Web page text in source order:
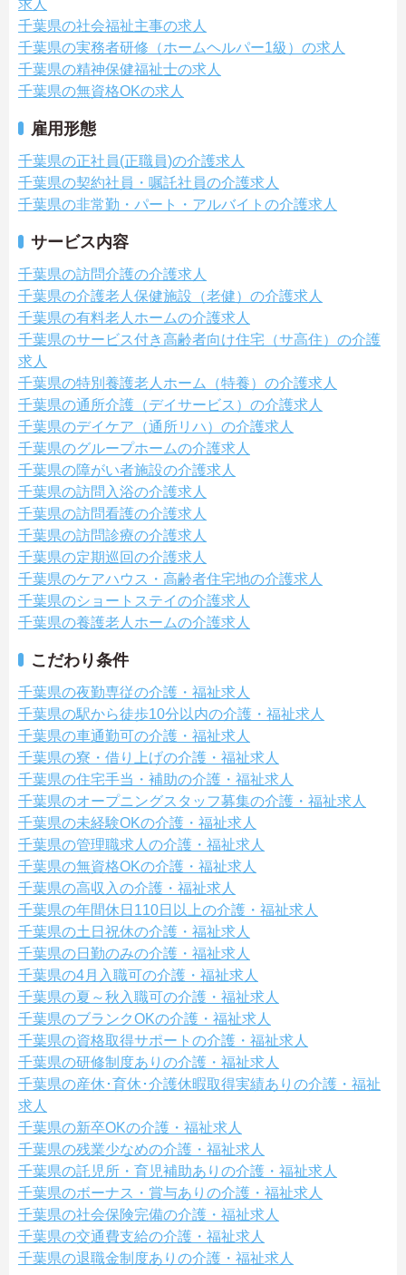
求人
千葉県の社会福祉主事の求人
千葉県の実務者研修（ホームヘルパー1級）の求人
千葉県の精神保健福祉士の求人
千葉県の無資格OKの求人
雇用形態
千葉県の正社員(正職員)の介護求人
千葉県の契約社員・嘱託社員の介護求人
千葉県の非常勤・パート・アルバイトの介護求人
サービス内容
千葉県の訪問介護の介護求人
千葉県の介護老人保健施設（老健）の介護求人
千葉県の有料老人ホームの介護求人
千葉県のサービス付き高齢者向け住宅（サ高住）の介護
求人
千葉県の特別養護老人ホーム（特養）の介護求人
千葉県の通所介護（デイサービス）の介護求人
千葉県のデイケア（通所リハ）の介護求人
千葉県のグループホームの介護求人
千葉県の障がい者施設の介護求人
千葉県の訪問入浴の介護求人
千葉県の訪問看護の介護求人
千葉県の訪問診療の介護求人
千葉県の定期巡回の介護求人
千葉県のケアハウス・高齢者住宅地の介護求人
千葉県のショートステイの介護求人
千葉県の養護老人ホームの介護求人
こだわり条件
千葉県の夜勤専従の介護・福祉求人
千葉県の駅から徒歩10分以内の介護・福祉求人
千葉県の車通勤可の介護・福祉求人
千葉県の寮・借り上げの介護・福祉求人
千葉県の住宅手当・補助の介護・福祉求人
千葉県のオープニングスタッフ募集の介護・福祉求人
千葉県の未経験OKの介護・福祉求人
千葉県の管理職求人の介護・福祉求人
千葉県の無資格OKの介護・福祉求人
千葉県の高収入の介護・福祉求人
千葉県の年間休日110日以上の介護・福祉求人
千葉県の土日祝休の介護・福祉求人
千葉県の日勤のみの介護・福祉求人
千葉県の4月入職可の介護・福祉求人
千葉県の夏～秋入職可の介護・福祉求人
千葉県のブランクOKの介護・福祉求人
千葉県の資格取得サポートの介護・福祉求人
千葉県の研修制度ありの介護・福祉求人
千葉県の産休･育休･介護休暇取得実績ありの介護・福祉
求人
千葉県の新卒OKの介護・福祉求人
千葉県の残業少なめの介護・福祉求人
千葉県の託児所・育児補助ありの介護・福祉求人
千葉県のボーナス・賞与ありの介護・福祉求人
千葉県の社会保険完備の介護・福祉求人
千葉県の交通費支給の介護・福祉求人
千葉県の退職金制度ありの介護・福祉求人